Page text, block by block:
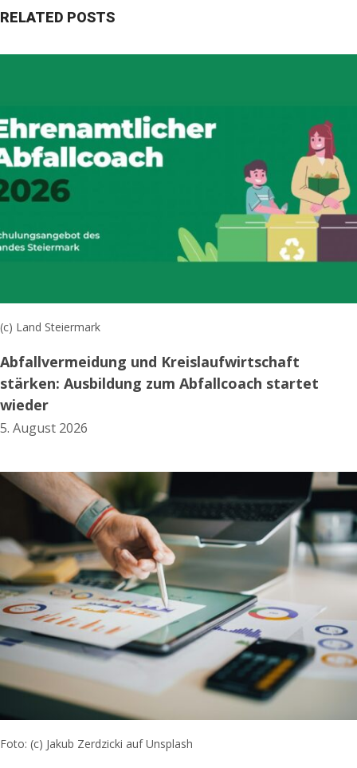
RELATED POSTS
(c) Land Steiermark
Abfallvermeidung und Kreislaufwirtschaft
stärken: Ausbildung zum Abfallcoach startet
wieder
5. August 2026
Foto: (c) Jakub Zerdzicki auf Unsplash